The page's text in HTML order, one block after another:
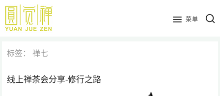
跳
主
内
菜单
标签：禅七
线上禅茶会分享-修行之路